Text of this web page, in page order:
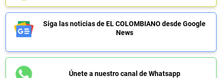
Siga las noticias de EL COLOMBIANO desde Google
News
Únete a nuestro canal de Whatsapp